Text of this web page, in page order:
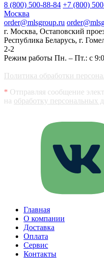
8 (800) 500-88-84 +7 (800)
Москва
order@mlsgroup.ru
г. Москва, Остаповский
Республика Беларусь, г.
2-2
Режим работы Пн. – Пт.: с
Политика обработки
* Отправляя сообщение
на обработку персональных
Главная
О компании
Доставка
Оплата
Сервис
Контакты